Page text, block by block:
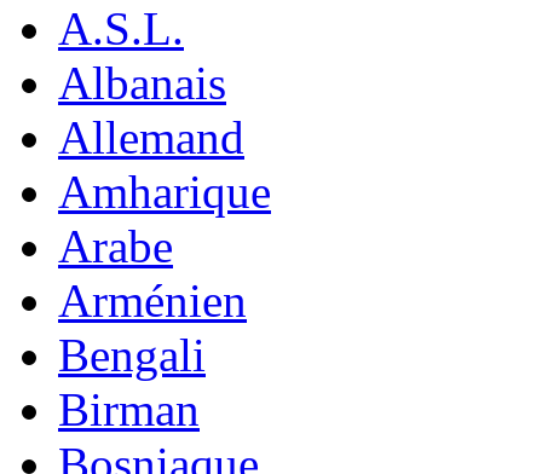
A.S.L.
Albanais
Allemand
Amharique
Arabe
Arménien
Bengali
Birman
Bosniaque